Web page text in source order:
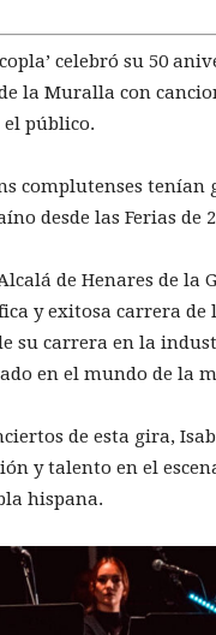
celebró su 50
la Muralla con
público.
complutenses tenían
desde las Ferias de
de Henares de la
y exitosa carrera de
su carrera en la
en el mundo de la
de esta gira,
y talento en el
hispana.